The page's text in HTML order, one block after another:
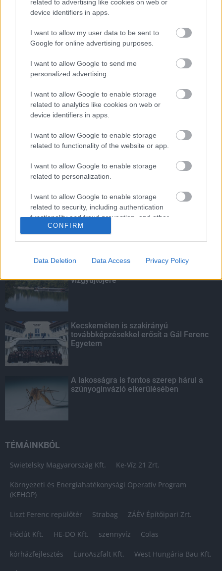
related to advertising like cookies on web or
device identifiers in apps.
I want to allow my user data to be sent to
Google for online advertising purposes.
I want to allow Google to send me
personalized advertising.
I want to allow Google to enable storage
related to analytics like cookies on web or
device identifiers in apps.
I want to allow Google to enable storage
related to functionality of the website or app.
I want to allow Google to enable storage
related to personalization.
I want to allow Google to enable storage
related to security, including authentication
functionality and fraud prevention, and other
user protection.
CONFIRM
Data Deletion Data Access Privacy Policy
HIRDETÉS
LEGOLVASOTTABB
Indul a diákok pénzügyi ismereteit
erősítő Pénz7 programsorozat
Budapest-Pécs, Budapest-Szolnok:
gyorsabb és biztonságosabb lett a vasút
fennakadás nélkül a Híd-csoport
vízgyűjtőjére
Kecskeméten is szakirányú
továbbképzésekkel erősít a Gál Ferenc
Egyetem
A lakosságra is fontos szerep hárul a
szúnyoginvázió elkerülésében
TÉMÁINKBÓL
Swietelsky Magyarország Kft. Ke-Víz 21 Zrt.
Környezeti és Energiahatékonysági Operatív Program
(KEHOP)
Liszt Ferenc repülőtér Strabag ZÁÉV Építőipari Zrt.
Hódút Kft. HE-DO Kft. szennyvíz Colas
kórházfejlesztés EuroAszfalt Kft. West Hungária Bau Kft.